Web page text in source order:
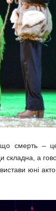
що смерть –
складна, а
юні